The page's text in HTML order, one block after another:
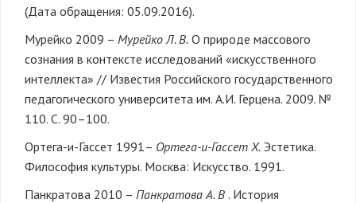
(Дата обращения: 05.09.2016).
Мурейко 2009 – Мурейко Л. В. О природе массового
сознания в контексте исследований «искусственного
интеллекта» // Известия Российского государственного
педагогического университета им. А.И. Герцена. 2009. №
110. С. 90–100.
Ортега-и-Гассет 1991– Ортега-и-Гассет Х. Эстетика.
Философия культуры. Москва: Искусство. 1991.
Панкратова 2010 – Панкратова А. В . История